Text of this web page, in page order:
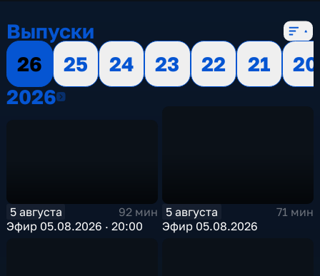
Выпуски
26
25 24 23 22 21
20
20262026
5 августа
92 мин
Эфир 05.08.2026 · 20:00
5 августа
71 мин
Эфир 05.08.2026